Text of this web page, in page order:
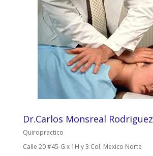
Dr.Carlos Monsreal Rodriguez
Quiropractico
Calle 20 #45-G x 1H y 3 Col. Mexico Norte